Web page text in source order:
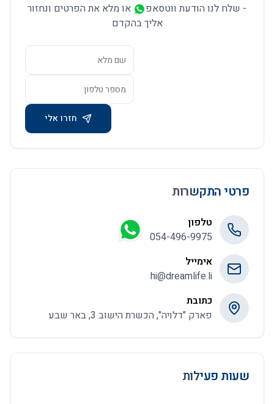
- שלח לנו הודעת ווטסאפ
או מלא את הפרטים ונחזור
אליך בהקדם
חזרו אלי
פרטי התקשרות
טלפון
054-496-9975
אימייל
hi@dreamlife.li
כתובת
פארק "דלויה", הכשרת הישוב 3, באר שבע
שעות פעילות